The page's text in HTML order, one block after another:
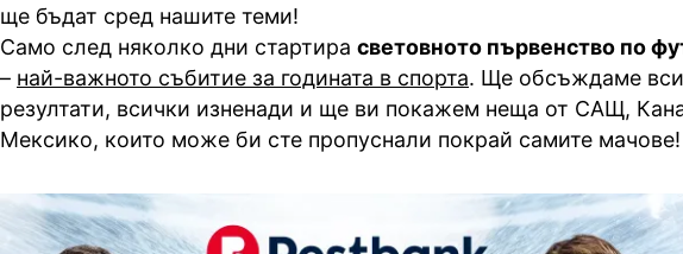
ще бъдат сред нашите теми!
Само след няколко дни стартира световното първенство по
– най-важното събитие за годината в спорта. Ще обсъждаме
резултати, всички изненади и ще ви покажем неща от САЩ,
Мексико, които може би сте пропуснали покрай самите мачове!